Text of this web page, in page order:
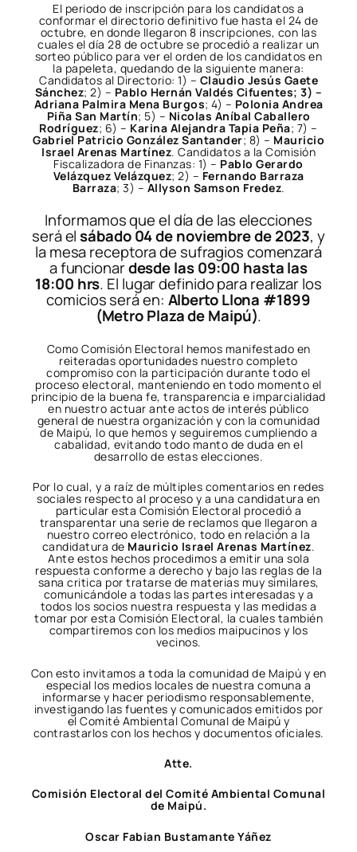
El periodo de inscripción para los candidatos a
conformar el directorio definitivo fue hasta el 24 de
octubre, en donde llegaron 8 inscripciones, con las
cuales el día 28 de octubre se procedió a realizar un
sorteo público para ver el orden de los candidatos en
la papeleta, quedando de la siguiente manera:
Candidatos al Directorio: 1) – Claudio Jesús Gaete
Sánchez; 2) – Pablo Hernán Valdés Cifuentes; 3) –
Adriana Palmira Mena Burgos; 4) – Polonia Andrea
Piña San Martín; 5) – Nicolas Aníbal Caballero
Rodríguez; 6) – Karina Alejandra Tapia Peña; 7) –
Gabriel Patricio González Santander; 8) – Mauricio
Israel Arenas Martínez. Candidatos a la Comisión
Fiscalizadora de Finanzas: 1) – Pablo Gerardo
Velázquez Velázquez; 2) – Fernando Barraza
Barraza; 3) – Allyson Samson Fredez.
Informamos que el día de las elecciones
será elsábado 04 de noviembre de 2023, y
la mesa receptora de sufragios comenzará
a funcionardesde las 09:00 hasta las
18:00 hrs. El lugar definido para realizar los
comicios será en: Alberto Llona #1899
(Metro Plaza de Maipú).
Como Comisión Electoral hemos manifestado en
reiteradas oportunidades nuestro completo
compromiso con la participación durante todo el
proceso electoral, manteniendo en todo momento el
principio de la buena fe, transparencia e imparcialidad
en nuestro actuar ante actos de interés público
general de nuestra organización y con la comunidad
de Maipú, lo que hemos y seguiremos cumpliendo a
cabalidad, evitando todo manto de duda en el
desarrollo de estas elecciones.
Por lo cual, y a raíz de múltiples comentarios en redes
sociales respecto al proceso y a una candidatura en
particular esta Comisión Electoral procedió a
transparentar una serie de reclamos que llegaron a
nuestro correo electrónico, todo en relación a la
candidatura de Mauricio Israel Arenas Martínez.
Ante estos hechos procedimos a emitir una sola
respuesta conforme a derecho y bajo las reglas de la
sana critica por tratarse de materias muy similares,
comunicándole a todas las partes interesadas y a
todos los socios nuestra respuesta y las medidas a
tomar por esta Comisión Electoral, la cuales también
compartiremos con los medios maipucinos y los
vecinos.
Con esto invitamos a toda la comunidad de Maipú y en
especial los medios locales de nuestra comuna a
informarse y hacer periodismo responsablemente,
investigando las fuentes y comunicados emitidos por
el Comité Ambiental Comunal de Maipú y
contrastarlos con los hechos y documentos oficiales.
Atte.
Comisión Electoral del Comité Ambiental Comunal
de Maipú.
Oscar Fabian Bustamante Yáñez